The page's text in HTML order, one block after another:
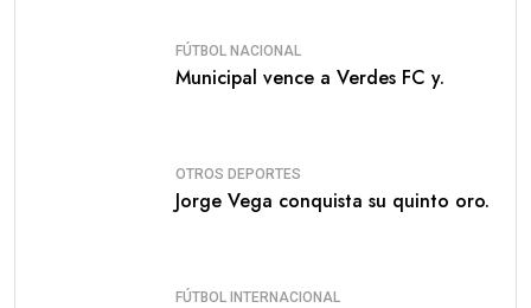
FÚTBOL NACIONAL
Municipal vence a Verdes FC y.
OTROS DEPORTES
Jorge Vega conquista su quinto oro.
FÚTBOL INTERNACIONAL